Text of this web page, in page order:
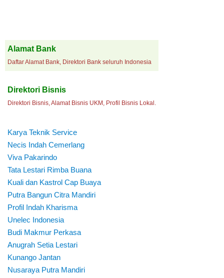
Alamat Bank
Daftar Alamat Bank, Direktori Bank seluruh Indonesia
Direktori Bisnis
Direktori Bisnis, Alamat Bisnis UKM, Profil Bisnis Lokal.
Karya Teknik Service
Necis Indah Cemerlang
Viva Pakarindo
Tata Lestari Rimba Buana
Kuali dan Kastrol Cap Buaya
Putra Bangun Citra Mandiri
Profil Indah Kharisma
Unelec Indonesia
Budi Makmur Perkasa
Anugrah Setia Lestari
Kunango Jantan
Nusaraya Putra Mandiri